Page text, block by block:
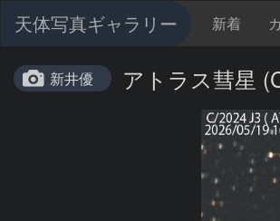
天体写真ギャラリー 新着
新井優 アトラス彗星